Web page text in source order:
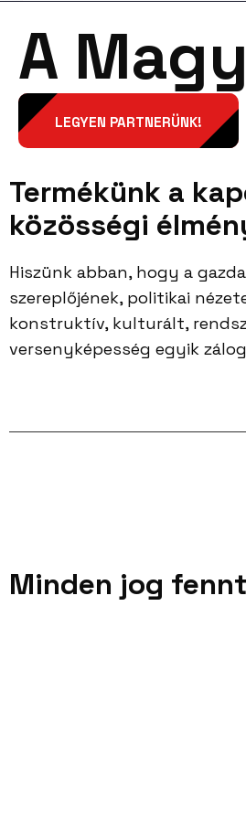
A
LEGYEN PARTNERÜNK!
Termékünk a
közösségi
Hiszünk abban, hogy a
szereplőjének, politikai
konstruktív, kulturált,
versenyképesség egyik
Minden jog